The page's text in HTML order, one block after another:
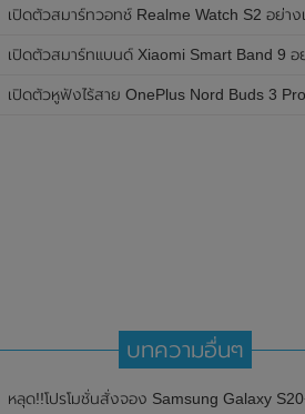
เปิดตัวสมาร์ทวอทช์ Realme Watch S2 อย่างเป็นทางการในประเทศอินเดีย มาพร้อมตัวเรือนสแตนเลสสตีล , หน้าจอแสดงผล AMOLED ขนาด 1.43 นิ้ว , แบตเตอรี่ขนาดใหญ่ใช้งานได้นาน 20 วัน และรองรับคำสั่งเสียง
เปิดตัวสมาร์ทแบนด์ Xiaomi Smart Band 9 อย่างเป็นทางการแล้ว มาพร้อมหน้าจอ AMOLED ขนาด 1.62 นิ้ว , ตัวเรือนเป็นโลหะ และแบตเตอรี่สุดอึดส
เปิดตัวหูฟังไร้สาย OnePlus Nord Buds 3 Pro อย่างเป็นทางการแล้ว มาพร้อมระบบตัดเสียงรบกวน (ANC) สามารถลดเสียงรบกวนได้ 49dB และแบตเตอรี่สุดอึด
บทความอื่นๆ
หลุด!!โปรโมชั่นสั่งจอง Samsung Galaxy S20+ และ S20 Ultra ในต่างประเทศ แถมฟรีหูฟังไร้